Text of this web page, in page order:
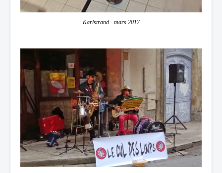
Karlstrand - mars 2017